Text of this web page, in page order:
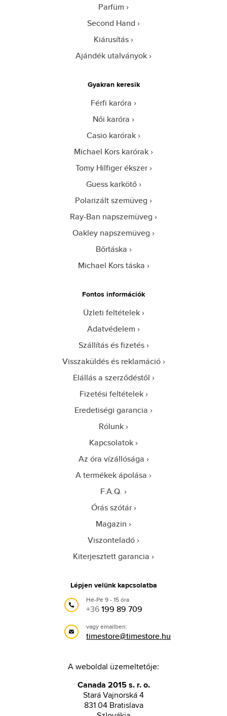
Parfüm
Second Hand
Kiárusítás
Ajándék utalványok
Gyakran keresik
Férfi karóra
Női karóra
Casio karórak
Michael Kors karórak
Tomy Hilfiger ékszer
Guess karkötő
Polarizált szemüveg
Ray-Ban napszemüveg
Oakley napszemüveg
Bőrtáska
Michael Kors táska
Fontos információk
Üzleti feltételek
Adatvédelem
Szállítás és fizetés
Visszaküldés és reklamáció
Elállás a szerződéstől
Fizetési feltételek
Eredetiségi garancia
Rólunk
Kapcsolatok
Az óra vízállósága
A termékek ápolása
F.A.Q.
Órás szótár
Magazin
Viszonteladó
Kiterjesztett garancia
Lépjen velünk kapcsolatba
Hé-Pé 9 - 15 óra
+36199 89 709
vagy emailben:
timestore@timestore.hu
A weboldal üzemeltetője:
Canada 2015 s. r. o.
Stará Vajnorská 4
831 04 Bratislava